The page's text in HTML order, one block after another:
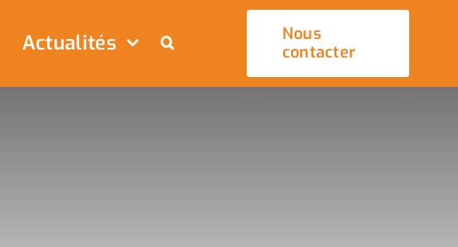
Actualités
Nous
contacter